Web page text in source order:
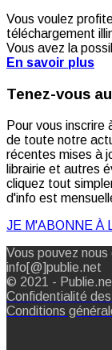
Vous voulez
téléchargement
Vous avez la
En savoir plus
Tenez-vous
Pour vous
de toute notre
récentes mises à
librairie et autres
cliquez tout
d'info est
JE M'ABONNE À
Vous pouvez
info[@]publie.net
© 2021 -
Confidentialité
Conditions